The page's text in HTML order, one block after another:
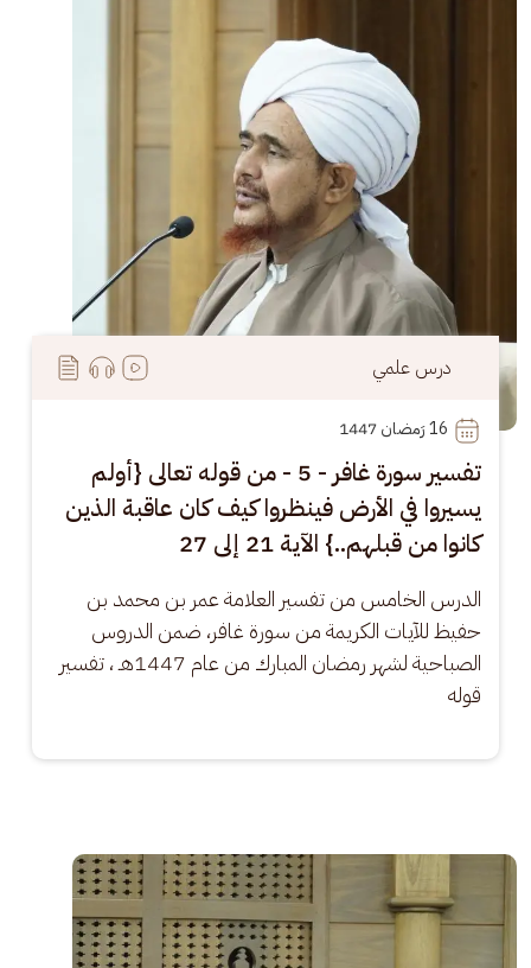
درس علمي
16
تفسير سورة غافر - 5 - من قوله تعالى {أولم
يسيروا في الأرض فينظروا كيف كان عاقبة الذين
كانوا من قبلهم..} الآية 21 إلى 27
الدرس الخامس من تفسير العلامة عمر بن محمد بن
حفيظ للآيات الكريمة من سورة غافر، ضمن الدروس
الصباحية لشهر رمضان المبارك من عام 1447هـ ، تفسير
قوله
الصورة